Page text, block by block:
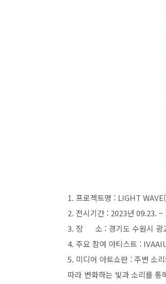
1. 프로젝트명 : LIGHT
2. 전시기간 : 2023년 09.23.
3. 장 소 : 경기도 수원시 광
4. 주요 참여 아티스트 :
5. 미디어 아트쇼란 : 주변 소
따라 변화하는 빛과 소리를